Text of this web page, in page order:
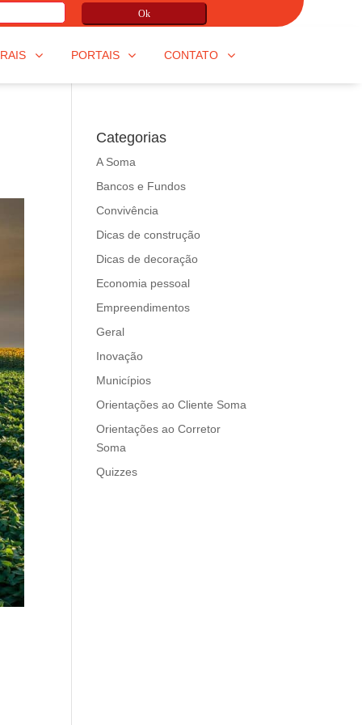
Ok
PORTAIS CONTATO
Categorias
A Soma
Bancos e Fundos
Convivência
Dicas de construção
Dicas de decoração
Economia pessoal
Empreendimentos
Geral
Inovação
Municípios
Orientações ao Cliente Soma
Orientações ao Corretor
Soma
Quizzes